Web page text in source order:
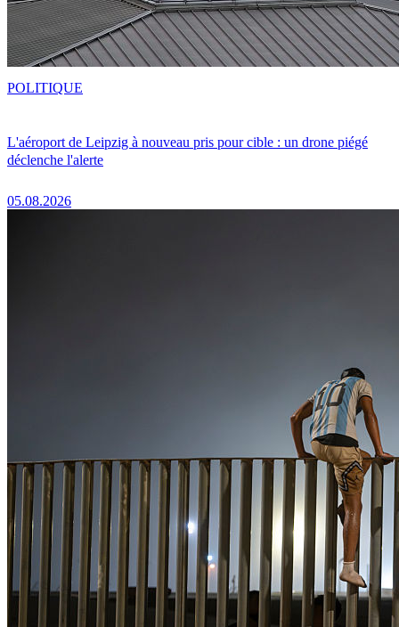
L'aéroport de Leipzig à nouveau pris pour cible : un drone piégé
déclenche l'alerte
05.08.2026
POLITIQUE